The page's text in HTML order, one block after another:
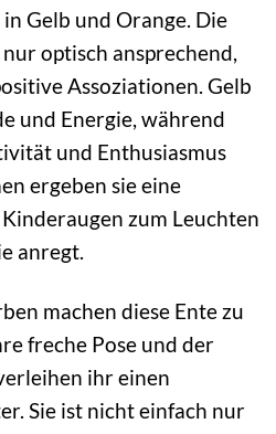
Gelb und Orange. Die
optisch ansprechend,
Assoziationen. Gelb
und Energie, während
und Enthusiasmus
ergeben sie eine
zum Leuchten
anregt.
machen diese Ente zu
freche Pose und der
ihr einen
Sie ist nicht einfach nur